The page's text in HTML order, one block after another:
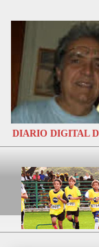
DIARIO DIGITAL